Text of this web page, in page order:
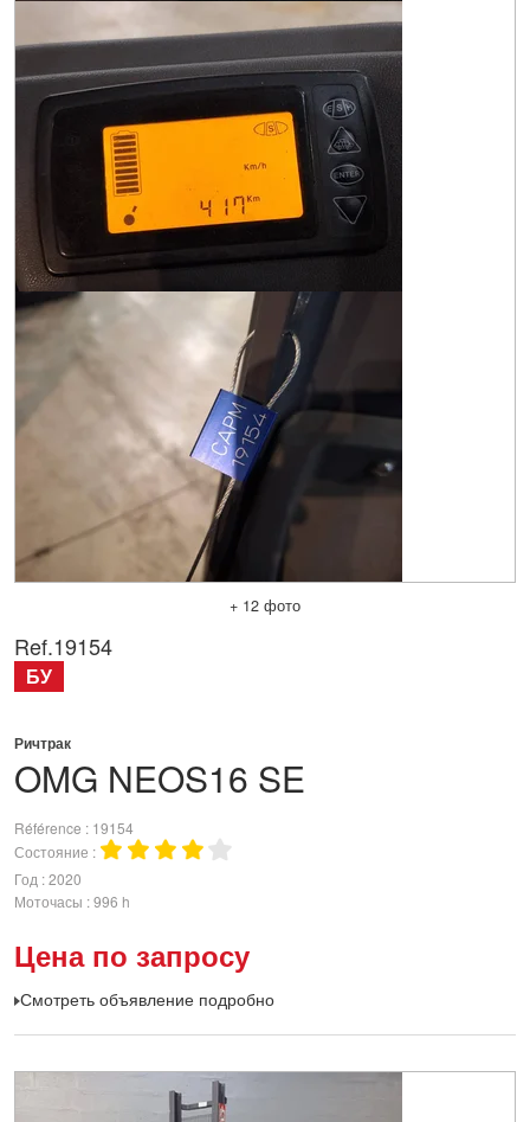
+ 12 фото
OMG NEOS16 SE
Ричтрак
Référence
19154
Состояние
Год 2020
Моточасы 996 h
Цена по запросу
Смотреть объявление подробно
Ref.19154
БУ